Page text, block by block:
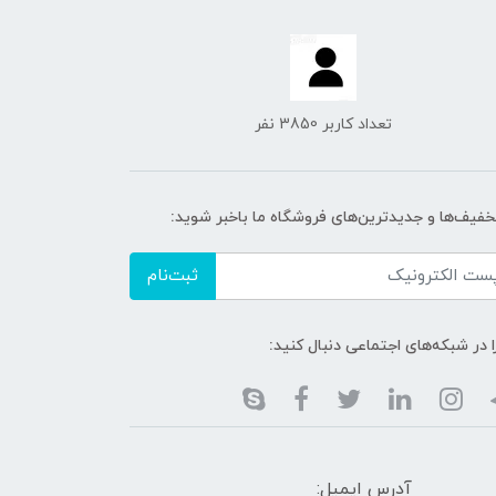
تعداد کاربر 3850 نفر
و جدیدترین‌های فروشگاه ما باخبر شوید:
ثبت‌نام
در شبکه‌های اجتماعی دنبال کنید:
آدرس ایمیل: